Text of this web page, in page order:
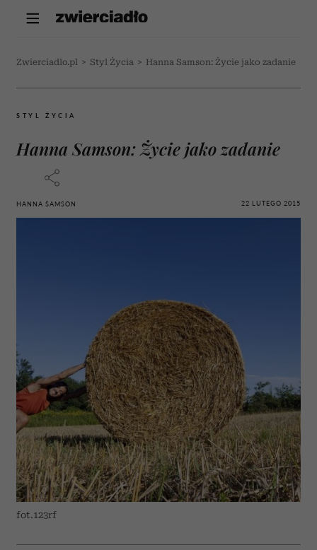
Zwierciadlo.pl > Styl Życia > Hanna Samson: Życie jako zadanie
STYL ŻYCIA
Hanna Samson: Życie jako zadanie
HANNA SAMSON 22 LUTEGO 2015
fot.123rf